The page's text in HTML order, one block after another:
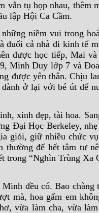
tụ họp nhau, thêm
lập Hội Ca Cầm.
niềm vui trong
đuổi cả nhà đi kinh tế
được học tiếp, Mai
Minh Duy lớp 7 và
được yên thân. Chịu
ở lại với bé út để
xinh đẹp, tài hoa.
Đại Học Berkeley,
giỏi, giữ nhiều chức
để hết tâm tư
“Nghìn Trùng Xa
đều có. Bao
mà, hoa gấm em
vừa làm cha, vừa